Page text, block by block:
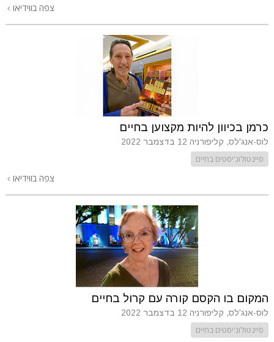
צפה בווידיאו
כרמן בכיוון להיות מקצוען בחיים
לוס-אנג'לס, קליפורניה 12 בדצמבר 2022
סיינטולוג'יסטים בחיים
צפה בווידיאו
המקום בו הקסם קורה עם קרול בחיים
לוס-אנג'לס, קליפורניה 12 בדצמבר 2022
סיינטולוג'יסטים בחיים